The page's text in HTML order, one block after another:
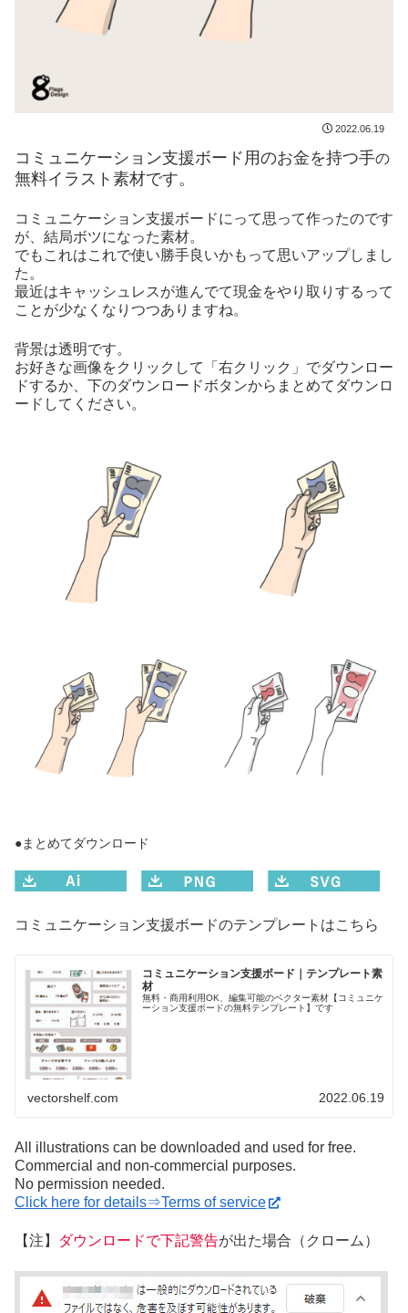
2022.06.19
コミュニケーション支援ボード用のお金を持つ手の
無料イラスト素材です。
コミュニケーション支援ボードにって思って作ったのです
が、結局ボツになった素材。
でもこれはこれで使い勝手良いかもって思いアップしまし
た。
最近はキャッシュレスが進んでて現金をやり取りするって
ことが少なくなりつつありますね。
背景は透明です。
お好きな画像をクリックして「右クリック」でダウンロー
ドするか、下のダウンロードボタンからまとめてダウンロ
ードしてください。
●まとめてダウンロード
コミュニケーション支援ボードのテンプレートはこちら
コミュニケーション支援ボード｜テンプレート素
材
無料・商用利用OK、編集可能のベクター素材【コミュニケ
ーション支援ボードの無料テンプレート】です
vectorshelf.com 2022.06.19
All illustrations can be downloaded and used for free.
Commercial and non-commercial purposes.
No permission needed.
Click here for details⇒Terms of service
【注】 ダウンロードで下記警告が出た場合（クローム）